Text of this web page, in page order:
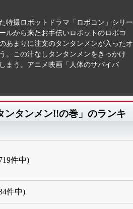
特撮ロボットドラマ「ロボコン」シリー
ルから来たお手伝いロボットのロボコ
あまりに注文のタンタンメンが入ったオ
。この汁なしタンタンメンをきっかけ
まう。アニメ映画「人体のサバイバ
タンメン!!の巻」のランキ
件中)
件中)